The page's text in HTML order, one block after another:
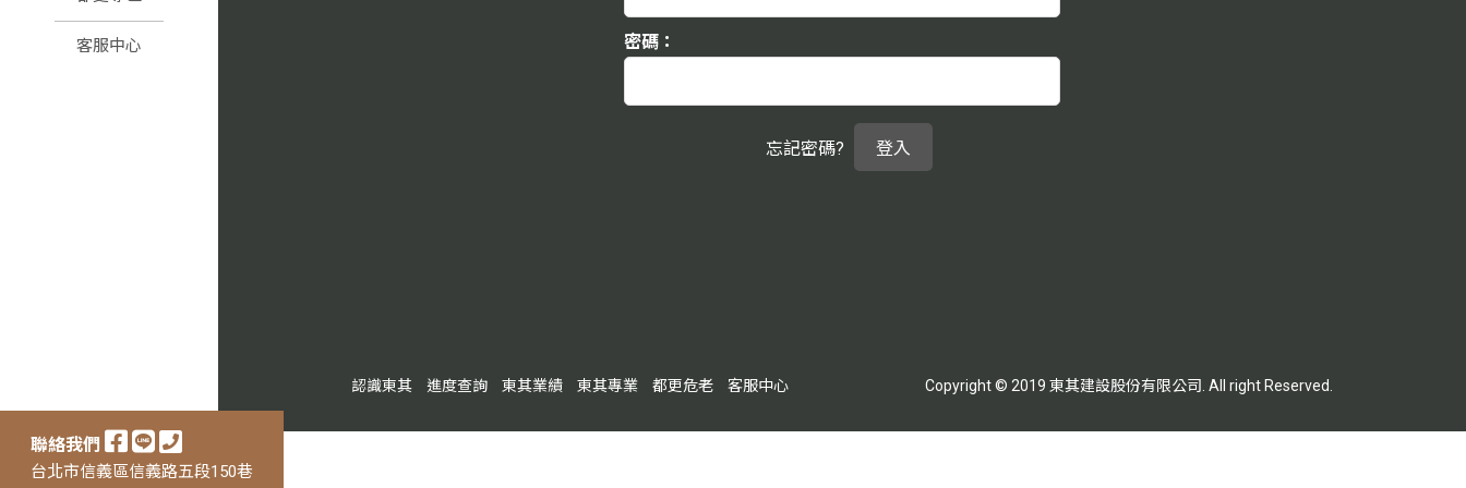
客服中心 密碼：
忘記密碼?
聯絡我們
台北市信義區信義路五段150巷
認識東其 進度查詢 東其業績 東其專業 都更危老 客服中心 Copyright © 2019 東其建設股份有限公司. All right Reserved.